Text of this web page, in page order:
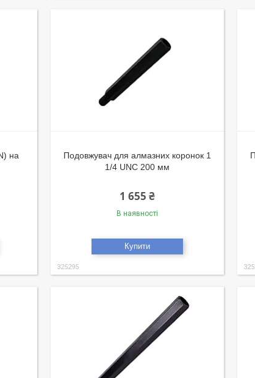
на
Подовжувач для алмазних коронок 1
1/4 UNC 200 мм
1 655 ₴
В наявності
Купити
325295